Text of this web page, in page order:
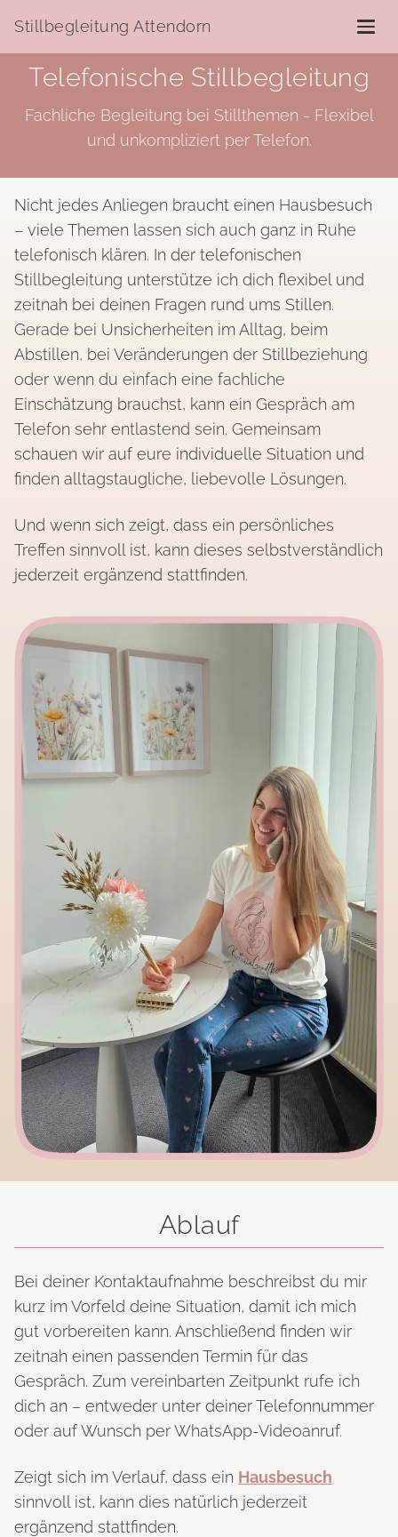
Stillbegleitung Attendorn
Telefonische Stillbegleitung
Fachliche Begleitung bei Stillthemen - Flexibel
und unkompliziert per Telefon.
Nicht jedes Anliegen braucht einen Hausbesuch
– viele Themen lassen sich auch ganz in Ruhe
telefonisch klären. In der telefonischen
Stillbegleitung unterstütze ich dich flexibel und
zeitnah bei deinen Fragen rund ums Stillen.
Gerade bei Unsicherheiten im Alltag, beim
Abstillen, bei Veränderungen der Stillbeziehung
oder wenn du einfach eine fachliche
Einschätzung brauchst, kann ein Gespräch am
Telefon sehr entlastend sein. Gemeinsam
schauen wir auf eure individuelle Situation und
finden alltagstaugliche, liebevolle Lösungen.
Und wenn sich zeigt, dass ein persönliches
Treffen sinnvoll ist, kann dieses selbstverständlich
jederzeit ergänzend stattfinden.
Ablauf
Bei deiner Kontaktaufnahme beschreibst du mir
kurz im Vorfeld deine Situation, damit ich mich
gut vorbereiten kann. Anschließend finden wir
zeitnah einen passenden Termin für das
Gespräch. Zum vereinbarten Zeitpunkt rufe ich
dich an – entweder unter deiner Telefonnummer
oder auf Wunsch per WhatsApp-Videoanruf.
Zeigt sich im Verlauf, dass ein Hausbesuch
sinnvoll ist, kann dies natürlich jederzeit
ergänzend stattfinden.